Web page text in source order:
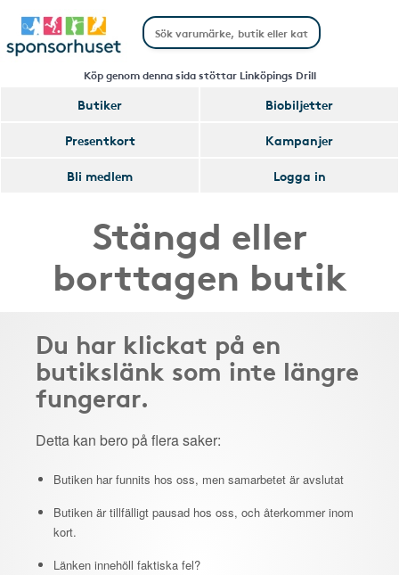
Köp genom denna sida stöttar Linköpings Drill
Butiker
Biobiljetter
Presentkort
Kampanjer
Bli medlem
Logga in
Stängd eller
borttagen butik
Du har klickat på en
butikslänk som inte längre
fungerar.
Detta kan bero på flera saker:
Butiken har funnits hos oss, men samarbetet är avslutat
Butiken är tillfälligt pausad hos oss, och återkommer inom
kort.
Länken innehöll faktiska fel?